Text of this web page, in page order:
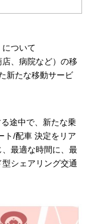
について
、病院など）の移
新たな移動サービ
途中で、新たな乗
ト/配車 決定をリア
最適な時間に、最
シェアリング交通